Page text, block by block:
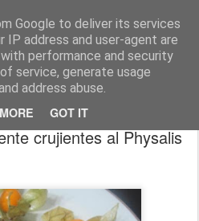
Google to deliver its services
IP address and user-agent are
performance and security
service, generate usage
address abuse.
GOT IT
de la gastronomía turca
Recetas Turquia Türkçe
crujientes al Physalis